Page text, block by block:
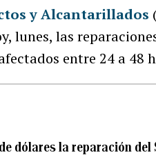
y Alcantarillados
lunes, las
entre 24 a 48
dólares la reparación del